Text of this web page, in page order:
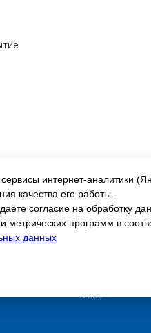
интернет-аналитики
качества его работы.
согласие на обработку
программ в
данных
О нас
Соцсети: